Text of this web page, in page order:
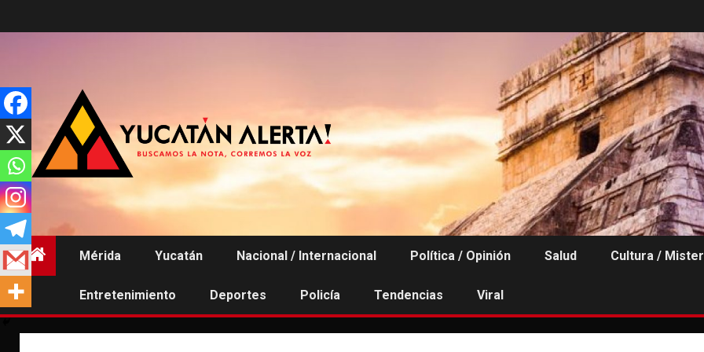
al
Mérida Yucatán Nacional / Internacional Política / Opinión Salud Cultura /
Entretenimiento Deportes Policía Tendencias Viral